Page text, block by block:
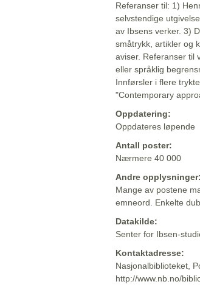
Referanser til: 1)
selvstendige
av Ibsens verker. 3)
småtrykk, artikler og
aviser. Referanser til
eller språklig
Innførsler i flere
"Contemporary
Oppdatering:
Oppdateres løpende
Antall poster:
Nærmere 40 000
Andre opplysninger:
Mange av postene
emneord. Enkelte
Datakilde:
Senter for Ibsen-
Kontaktadresse:
Nasjonalbiblioteket,
http://www.nb.no/